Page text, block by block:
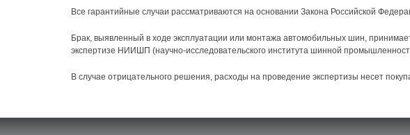
Все гарантийные случаи рассматриваются на основании Закона Российской
Брак, выявленный в ходе эксплуатации или монтажа автомобильных шин,
экспертизе НИИШП (научно-исследовательского института шинной
В случае отрицательного решения, расходы на проведение экспертизы несет